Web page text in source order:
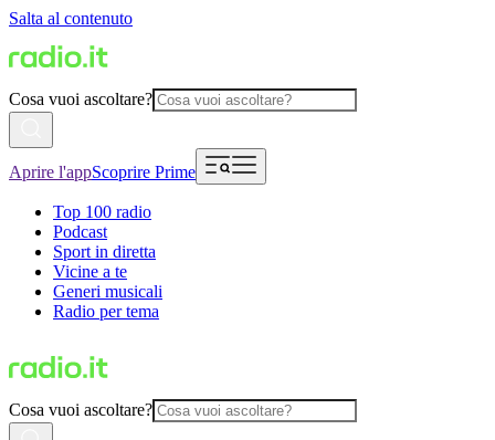
Salta al contenuto
Cosa vuoi ascoltare?
Aprire l'appScoprire Prime
Top 100 radio
Podcast
Sport in diretta
Vicine a te
Generi musicali
Radio per tema
Cosa vuoi ascoltare?